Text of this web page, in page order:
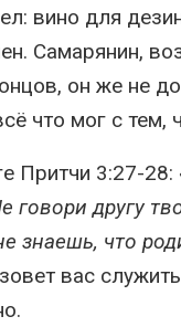
вино для
Самарянин,
он же не
что мог с тем,
Притчи 3:27-28:
говори другу
знаешь, что
вас